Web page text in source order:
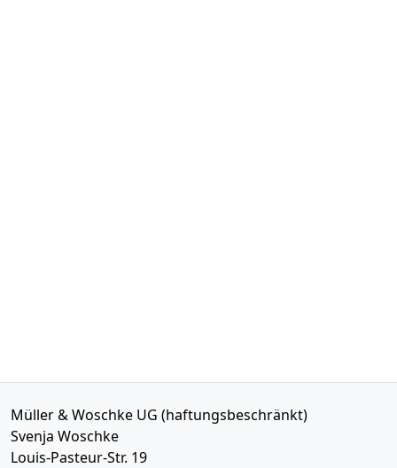
Müller & Woschke UG (haftungsbeschränkt)
Svenja Woschke
Louis-Pasteur-Str. 19